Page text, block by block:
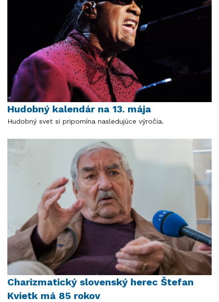
Hudobný kalendár na 13. mája
Hudobný svet si pripomína nasledujúce výročia.
Charizmatický slovenský herec Štefan
Kvietk má 85 rokov